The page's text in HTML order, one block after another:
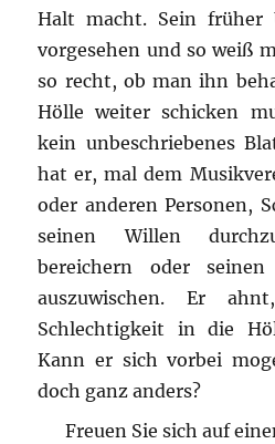
Halt macht. Sein früher
vorgesehen und so weiß
so recht, ob man ihn
Hölle weiter schicken
kein unbeschriebenes
hat er, mal dem
oder anderen Personen,
seinen Willen
bereichern oder seinen
auszuwischen. Er
Schlechtigkeit in die
Kann er sich vorbei
doch ganz anders?
Freuen Sie sich auf